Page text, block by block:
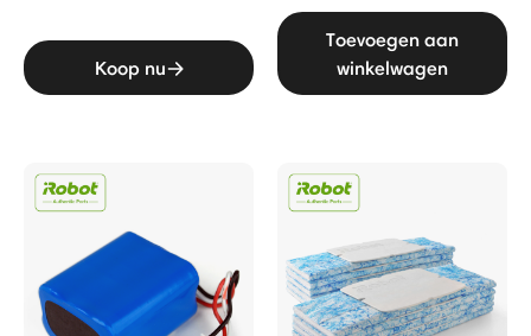
Koop nu
Toevoegen aan
winkelwagen